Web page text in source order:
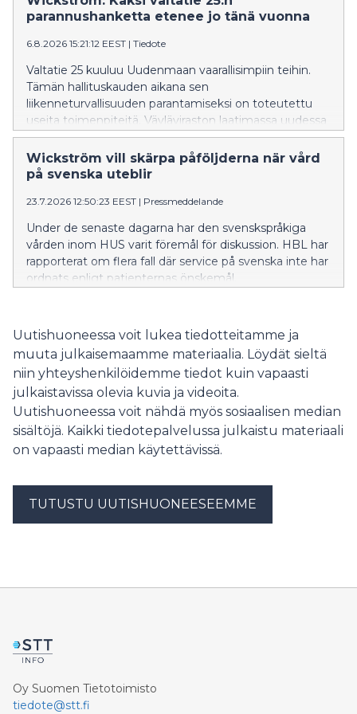
parannushanketta etenee jo tänä vuonna
6.8.2026 15:21:12 EEST | Tiedote
Valtatie 25 kuuluu Uudenmaan vaarallisimpiin teihin.
Tämän hallituskauden aikana sen
liikenneturvallisuuden parantamiseksi on toteutettu
useita toimenpiteitä. Väyläviraston laatimassa uudessa
investointiohjelmassa valtatie 25:n kehittämistoimet
on asetettu etusijalle.
Wickström vill skärpa påföljderna när vård
på svenska uteblir
23.7.2026 12:50:23 EEST | Pressmeddelande
Under de senaste dagarna har den svenskspråkiga
vården inom HUS varit föremål för diskussion. HBL har
rapporterat om flera fall där service på svenska inte har
ordnats enligt patienternas önskemål.
Uutishuoneessa voit lukea tiedotteitamme ja
muuta julkaisemaamme materiaalia. Löydät sieltä
niin yhteyshenkilöidemme tiedot kuin vapaasti
julkaistavissa olevia kuvia ja videoita.
Uutishuoneessa voit nähdä myös sosiaalisen median
sisältöjä. Kaikki tiedotepalvelussa julkaistu materiaali
on vapaasti median käytettävissä.
TUTUSTU UUTISHUONEESEEMME
Oy Suomen Tietotoimisto
tiedote@stt.fi